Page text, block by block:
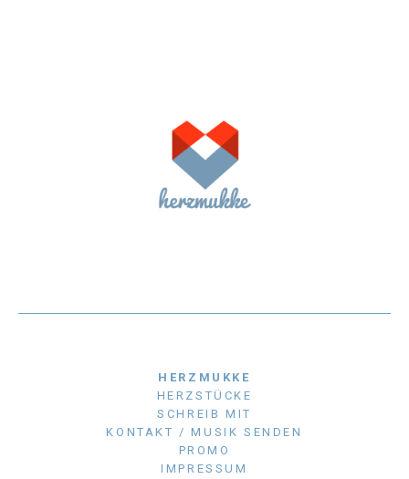
HERZMUKKE
HERZSTÜCKE
SCHREIB MIT
KONTAKT / MUSIK SENDEN
PROMO
IMPRESSUM